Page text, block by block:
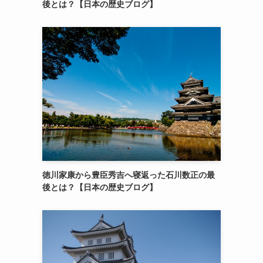
後とは？【日本の歴史ブログ】
徳川家康から豊臣秀吉へ寝返った石川数正の最
後とは？【日本の歴史ブログ】